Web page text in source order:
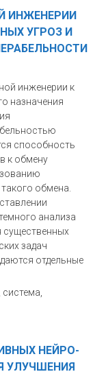
ИНЖЕНЕРИИ
УГРОЗ И
инженерии к
назначения
способность
к обмену
обмена.
анализа
существенных
задач
отдельные
НЕЙРО-
УЛУЧШЕНИЯ